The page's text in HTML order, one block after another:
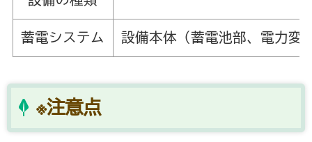
蓄電システム 設備本体（蓄電池部、電力変
※注意点